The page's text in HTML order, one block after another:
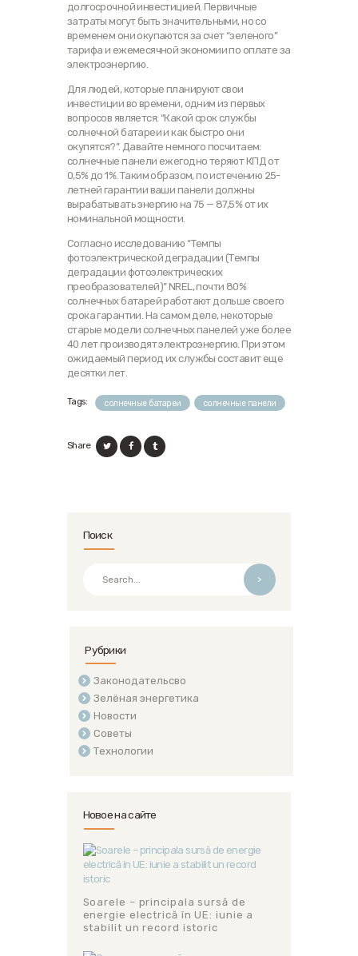
долгосрочной инвестицией. Первичные
затраты могут быть значительными, но со
временем они окупаются за счет “зеленого”
тарифа и ежемесячной экономии по оплате за
электроэнергию.
Для людей, которые планируют свои
инвестиции во времени, одним из первых
вопросов является: “Какой срок службы
солнечной батареи и как быстро они
окупятся?”. Давайте немного посчитаем:
солнечные панели ежегодно теряют КПД от
0,5% до 1%. Таким образом, по истечению 25-
летней гарантии ваши панели должны
вырабатывать энергию на 75 — 87,5% от их
номинальной мощности.
Согласно исследованию “Темпы
фотоэлектрической деградации (Темпы
деградации фотоэлектрических
преобразователей)” NREL, почти 80%
солнечных батарей работают дольше своего
срока гарантии. На самом деле, некоторые
старые модели солнечных панелей уже более
40 лет производят электроэнергию. При этом
ожидаемый период их службы составит еще
десятки лет.
Tags: солнечные батареи солнечные панели
Share
Поиск
>
Рубрики
Законодательсво
Зелёная энергетика
Новости
Советы
Технологии
Новое на сайте
Soarele – principala sursă de
energie electrică în UE: iunie a
stabilit un record istoric